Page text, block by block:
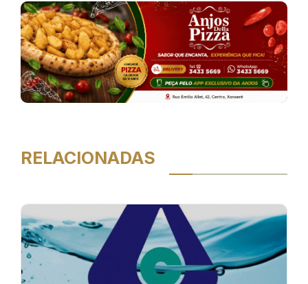
RELACIONADAS